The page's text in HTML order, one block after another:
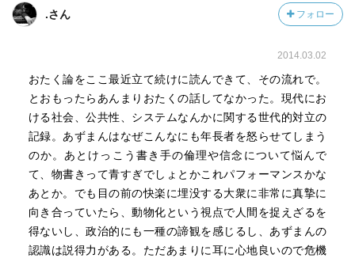
.さん フォロー
2014.03.02
おたく論をここ最近立て続けに読んできて、その流れで。
とおもったらあんまりおたくの話してなかった。現代にお
ける社会、公共性、システムなんかに関する世代的対立の
記録。あずまんはなぜこんなにも年長者を怒らせてしまう
のか。あとけっこう書き手の倫理や信念について悩んで
て、物書きって青すぎでしょとかこれパフォーマンスかな
あとか。でも目の前の快楽に埋没する大衆に非常に真摯に
向き合っていたら、動物化という視点で人間を捉えざるを
得ないし、政治的にも一種の諦観を感じるし、あずまんの
認識は説得力がある。ただあまりに耳に心地良いので危機